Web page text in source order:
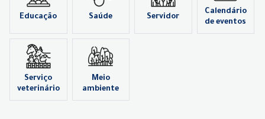
Educação Saúde Servidor
Calendário
de eventos
Serviço
veterinário
Meio
ambiente